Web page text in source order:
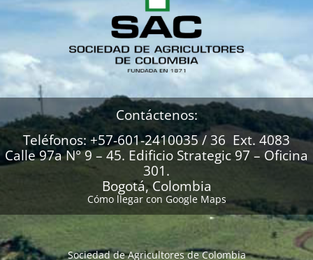
Contáctenos:
Teléfonos: +57-601-2410035 / 36 Ext. 4083
Calle 97a N° 9 – 45. Edificio Strategic 97 – Oficina
301.
Bogotá, Colombia
Cómo llegar con Google Maps
Sociedad de Agricultores de Colombia